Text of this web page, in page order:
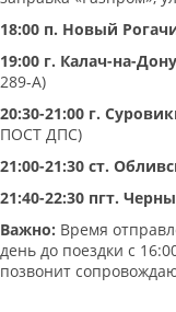
18:00 п. Новый
19:00 г. Калач-на-
289-А)
20:30-21:00 г.
ПОСТ ДПС)
21:00-21:30 ст.
21:40-22:30 пгт.
Важно: Время
день до поездки с
позвонит